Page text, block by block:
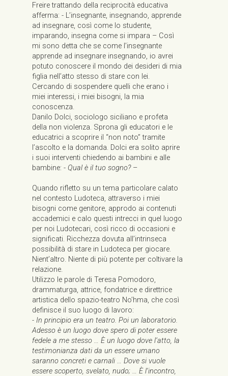
Freire trattando della reciprocità educativa
afferma: - L’insegnante, insegnando, apprende
ad insegnare, così come lo studente,
imparando, insegna come si impara – Così
mi sono detta che se come l’insegnante
apprende ad insegnare insegnando, io avrei
potuto conoscere il mondo dei desideri di mia
figlia nell’atto stesso di stare con lei.
Cercando di sospendere quelli che erano i
miei interessi, i miei bisogni, la mia
conoscenza.
Danilo Dolci, sociologo siciliano e profeta
della non violenza. Sprona gli educatori e le
educatrici a scoprire il “non noto” tramite
l’ascolto e la domanda. Dolci era solito aprire
i suoi interventi chiedendo ai bambini e alle
bambine: - Qual è il tuo sogno?–
Quando rifletto su un tema particolare calato
nel contesto Ludoteca, attraverso i miei
bisogni come genitore, approdo ai contenuti
accademici e calo questi intrecci in quel luogo
per noi Ludotecari, così ricco di occasioni e
significati. Ricchezza dovuta all’intrinseca
possibilità di stare in Ludoteca per giocare.
Nient’altro. Niente di più potente per coltivare la
relazione.
Utilizzo le parole di Teresa Pomodoro,
drammaturga, attrice, fondatrice e direttrice
artistica dello spazio-teatro No’hma, che così
definisce il suo luogo di lavoro:
- In principio era un teatro. Poi un laboratorio.
Adesso è un luogo dove spero di poter essere
fedele a me stesso … È un luogo dove l’atto, la
testimonianza dati da un essere umano
saranno concreti e carnali … Dove si vuole
essere scoperto, svelato, nudo; … È l’incontro,